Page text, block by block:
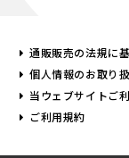
通販販売の法規に
個人情報のお取り
当ウェブサイトご
ご利用規約